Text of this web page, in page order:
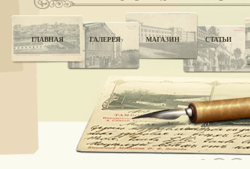
ГЛАВНАЯ ГАЛЕРЕЯ МАГАЗИН СТАТЬИ